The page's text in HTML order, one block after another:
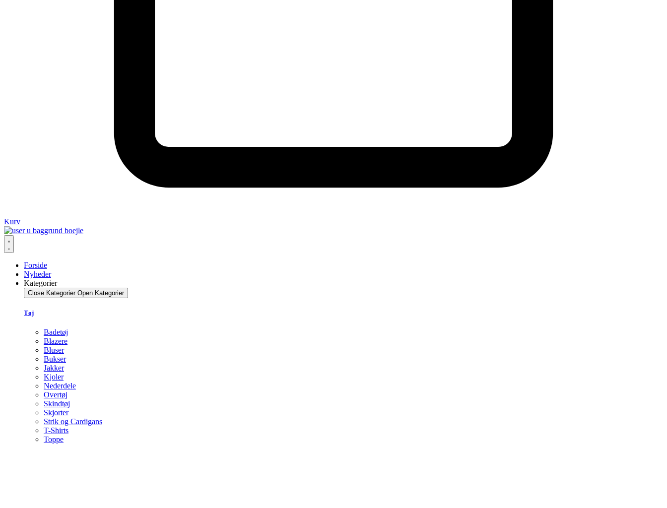
Kurv
Forside
Nyheder
Kategorier
Close Kategorier Open Kategorier
Tøj
Badetøj
Blazere
Bluser
Bukser
Jakker
Kjoler
Nederdele
Overtøj
Skindtøj
Skjorter
Strik og Cardigans
T-Shirts
Toppe